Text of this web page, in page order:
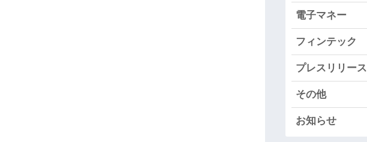
電子マネー
フィンテック
プレスリリース
その他
お知らせ